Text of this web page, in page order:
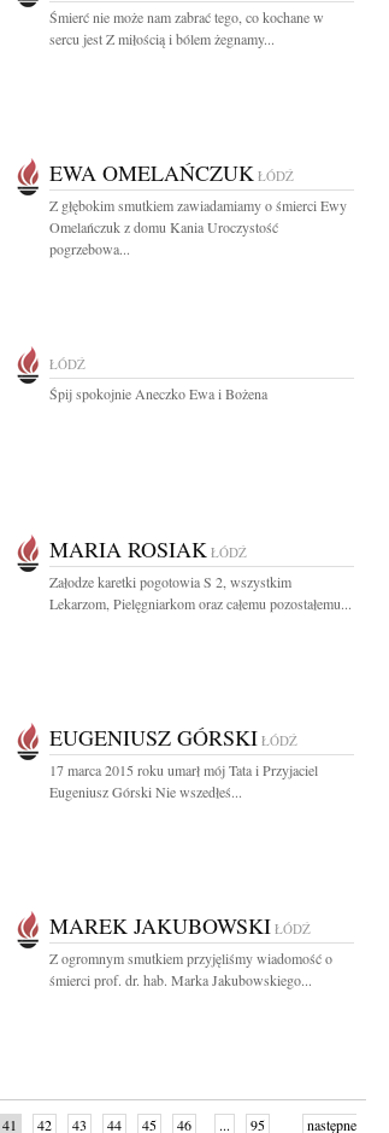
Śmierć nie może nam zabrać tego, co kochane w
sercu jest Z miłością i bólem żegnamy...
EWA OMELAŃCZUK ŁÓDŹ
Z głębokim smutkiem zawiadamiamy o śmierci Ewy
Omelańczuk z domu Kania Uroczystość
pogrzebowa...
ŁÓDŹ
Śpij spokojnie Aneczko Ewa i Bożena
MARIA ROSIAK ŁÓDŹ
Załodze karetki pogotowia S 2, wszystkim
Lekarzom, Pielęgniarkom oraz całemu pozostałemu...
EUGENIUSZ GÓRSKI ŁÓDŹ
17 marca 2015 roku umarł mój Tata i Przyjaciel
Eugeniusz Górski Nie wszedłeś...
MAREK JAKUBOWSKI ŁÓDŹ
Z ogromnym smutkiem przyjęliśmy wiadomość o
śmierci prof. dr. hab. Marka Jakubowskiego...
41 42 43 44 45 46 ... 95 następne